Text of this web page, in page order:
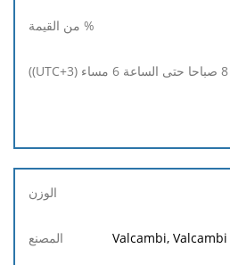
Valcambi,